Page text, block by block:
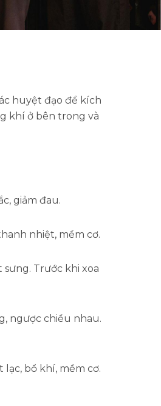
huyệt đạo để kích
khí ở bên trong và
giảm đau.
nhiệt, mềm cơ.
Trước khi xoa
ngược chiều nhau.
bổ khí, mềm cơ.